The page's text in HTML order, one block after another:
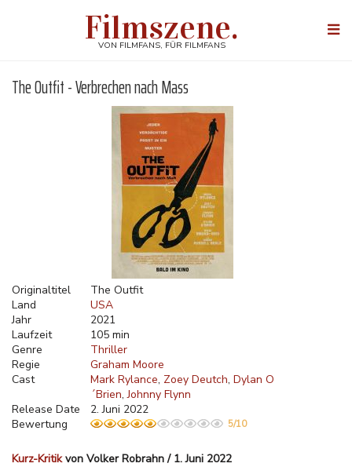
Filmszene.
VON FILMFANS, FÜR FILMFANS
The Outfit - Verbrechen nach Mass
Originaltitel
The Outfit
Land
USA
Jahr
2021
Laufzeit
105 min
Genre
Thriller
Regie
Graham Moore
Cast
Mark Rylance Zoey Deutch Dylan O
´Brien Johnny Flynn
Release Date
2. Juni 2022
Bewertung
5/10
Kurz-Kritikvon Volker Robrahn / 1. Juni 2022